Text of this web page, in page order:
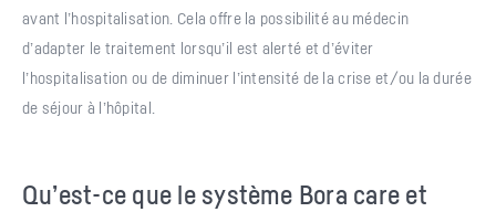
avant l’hospitalisation. Cela offre la possibilité au médecin
d’adapter le traitement lorsqu’il est alerté et d’éviter
l’hospitalisation ou de diminuer l’intensité de la crise et/ou la durée
de séjour à l’hôpital.
Qu’est-ce que le système Bora care et